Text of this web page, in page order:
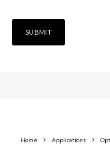
Home Applications